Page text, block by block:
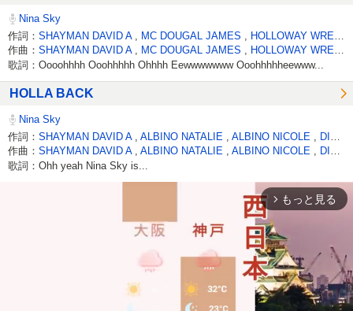
Nina Sky
作詞： SHAYMAN DAVID A MC DOUGAL JAMES
HOLLOWAY WRECIA
作曲： SHAYMAN DAVID A MC DOUGAL JAMES HOLLOWAY WRECIA
歌詞：Oooohhhh Ooohhhhh Ohhhh Eewwwwwww Ooohhhhheewww...
HOLLA BACK
Nina Sky
作詞： SHAYMAN DAVID A ALBINO NATALIE ALBINO NICOLE
DIAZ LUIS(US 1)
作曲： SHAYMAN DAVID A ALBINO NATALIE ALBINO NICOLE DIAZ LUIS(US 1)
歌詞：Ohh yeah Nina Sky is...
arrow_forward_ios もっと見る